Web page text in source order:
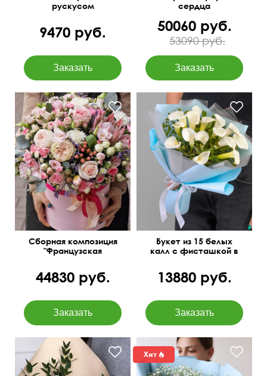
рускусом
9470 руб.
сердца
50060 руб.
53090 руб.
Протея King, эвкалипт
Беби блу, пионная роза,
лимониум
Сборная композиция
"Французская
44830 руб.
Букет из 15 белых
калл с фисташкой в
13880 руб.